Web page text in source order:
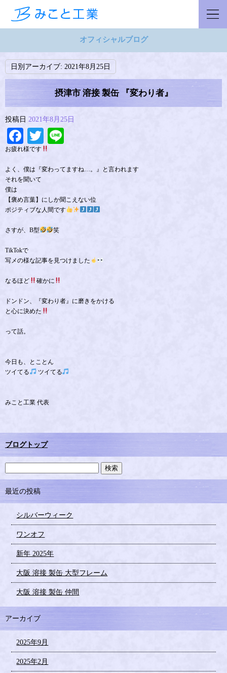
オフィシャルブログ
日別アーカイブ: 2021年8月25日
摂津市 溶接 製缶 『変わり者』
投稿日 2021年8月25日
Facebook
Twitter
お疲れ様です
よく、僕は『変わってますね…。』と言われます
それを聞いて
僕は
【褒め言葉】にしか聞こえない位
ポジティブな人間です
さすが、B型 笑
TikTokで
写メの様な記事を見つけました
なるほど 確かに
ドンドン、『変わり者』に磨きをかける
と心に決めた
って話。
今日も、とことん
ツイてる
ツイてる
みこと工業 代表
ブログトップ
最近の投稿
シルバーウィーク
ワンオフ
新年 2025年
大阪 溶接 製缶 大型フレーム
大阪 溶接 製缶 仲間
アーカイブ
2025年9月
2025年2月